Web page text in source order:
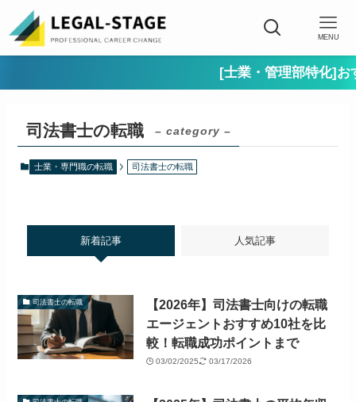
MENU
[士業・管理部特化]おす
司法書士の転職 – category –
士業・専門職の転職 司法書士の転職
新着記事 人気記事
司法書士の転職
【2026年】司法書士向けの転職
エージェントおすすめ10社を比
較！転職成功ポイントまで
03/02/2025 03/17/2026